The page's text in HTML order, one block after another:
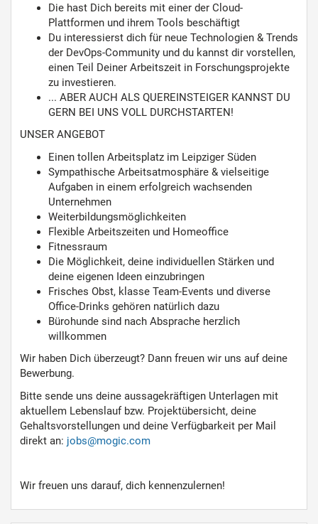
Die hast Dich bereits mit einer der Cloud-
Plattformen und ihrem Tools beschäftigt
Du interessierst dich für neue Technologien & Trends
der DevOps-Community und du kannst dir vorstellen,
einen Teil Deiner Arbeitszeit in Forschungsprojekte
zu investieren.
... ABER AUCH ALS QUEREINSTEIGER KANNST DU
GERN BEI UNS VOLL DURCHSTARTEN!
UNSER ANGEBOT
Einen tollen Arbeitsplatz im Leipziger Süden
Sympathische Arbeitsatmosphäre & vielseitige
Aufgaben in einem erfolgreich wachsenden
Unternehmen
Weiterbildungsmöglichkeiten
Flexible Arbeitszeiten und Homeoffice
Fitnessraum
Die Möglichkeit, deine individuellen Stärken und
deine eigenen Ideen einzubringen
Frisches Obst, klasse Team-Events und diverse
Office-Drinks gehören natürlich dazu
Bürohunde sind nach Absprache herzlich
willkommen
Wir haben Dich überzeugt? Dann freuen wir uns auf deine
Bewerbung.
Bitte sende uns deine aussagekräftigen Unterlagen mit
aktuellem Lebenslauf bzw. Projektübersicht, deine
Gehaltsvorstellungen und deine Verfügbarkeit per Mail
direkt an: jobs@mogic.com
Wir freuen uns darauf, dich kennenzulernen!